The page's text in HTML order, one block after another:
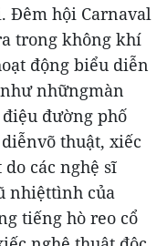
Đêm hội Carnaval
trong không khí
động biểu diễn
nhữngmàn
đường phố
thuật, xiếc
các nghệ sĩ
nhiệttình của
tiếng hò reo cổ